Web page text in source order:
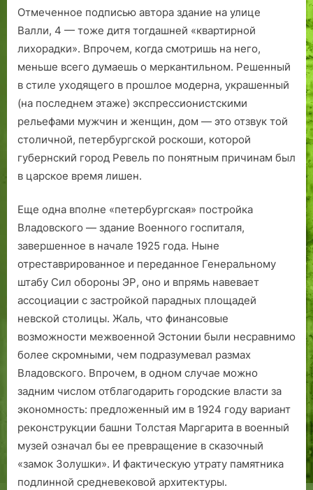
Отмеченное подписью автора здание на улице
Валли, 4 — тоже дитя тогдашней «квартирной
лихорадки». Впрочем, когда смотришь на него,
меньше всего думаешь о меркантильном. Решенный
в стиле уходящего в прошлое модерна, украшенный
(на последнем этаже) экспрессионистскими
рельефами мужчин и женщин, дом — это отзвук той
столичной, петербургской роскоши, которой
губернский город Ревель по понятным причинам был
в царское время лишен.
Еще одна вполне «петербургская» постройка
Владовского — здание Военного госпиталя,
завершенное в начале 1925 года. Ныне
отреставрированное и переданное Генеральному
штабу Сил обороны ЭР, оно и впрямь навевает
ассоциации с застройкой парадных площадей
невской столицы. Жаль, что финансовые
возможности межвоенной Эстонии были несравнимо
более скромными, чем подразуме­вал размах
Владовского. Впрочем, в одном случае можно
задним числом отблагодарить городские власти за
экономность: предложенный им в 1924 году вариант
реконструкции башни Толстая Маргарита в военный
музей означал бы ее превращение в сказочный
«замок Золушки». И фактическую утрату памятника
подлинной средневековой архитектуры.